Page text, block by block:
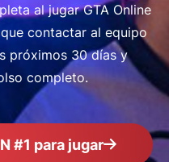
al jugar GTA Online
contactar al equipo
próximos 30 días y
completo.
#1 para jugar